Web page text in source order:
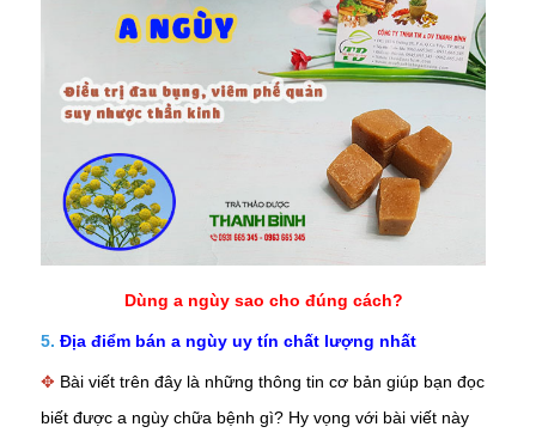
Dùng a ngùy sao cho đúng cách?
5. Địa điểm bán a ngùy uy tín chất lượng nhất
✥ Bài viết trên đây là những thông tin cơ bản giúp bạn đọc
biết được a ngùy chữa bệnh gì? Hy vọng với bài viết này